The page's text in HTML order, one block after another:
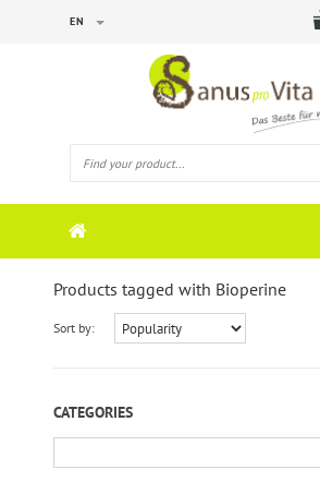
EN
Products tagged with Bioperine
Sort by:
CATEGORIES